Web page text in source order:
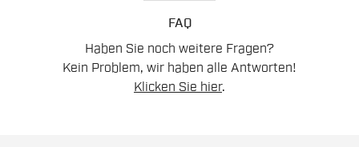
FAQ
Haben Sie noch weitere Fragen?
Kein Problem, wir haben alle Antworten!
Klicken Sie hier.